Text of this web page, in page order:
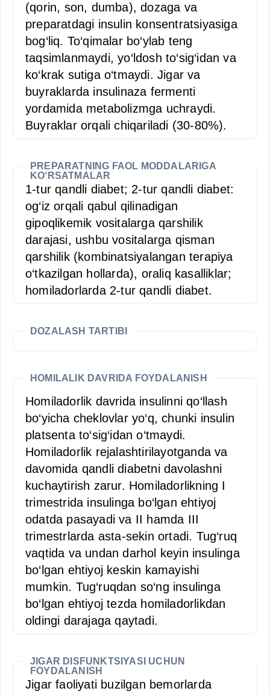
(qorin, son, dumba), dozaga va
preparatdagi insulin konsentratsiyasiga
bog‘liq. To‘qimalar bo‘ylab teng
taqsimlanmaydi, yo‘ldosh to‘sig‘idan va
ko‘krak sutiga o‘tmaydi. Jigar va
buyraklarda insulinaza fermenti
yordamida metabolizmga uchraydi.
Buyraklar orqali chiqariladi (30-80%).
PREPARATNING FAOL MODDALARIGA
KO‘RSATMALAR
1-tur qandli diabet; 2-tur qandli diabet:
og‘iz orqali qabul qilinadigan
gipoqlikemik vositalarga qarshilik
darajasi, ushbu vositalarga qisman
qarshilik (kombinatsiyalangan terapiya
o‘tkazilgan hollarda), oraliq kasalliklar;
homiladorlarda 2-tur qandli diabet.
DOZALASH TARTIBI
HOMILALIK DAVRIDA FOYDALANISH
Homiladorlik davrida insulinni qo‘llash
bo‘yicha cheklovlar yo‘q, chunki insulin
platsenta to‘sig‘idan o‘tmaydi.
Homiladorlik rejalashtirilayotganda va
davomida qandli diabetni davolashni
kuchaytirish zarur. Homiladorlikning I
trimestrida insulinga bo‘lgan ehtiyoj
odatda pasayadi va II hamda III
trimestrlarda asta-sekin ortadi. Tug‘ruq
vaqtida va undan darhol keyin insulinga
bo‘lgan ehtiyoj keskin kamayishi
mumkin. Tug‘ruqdan so‘ng insulinga
bo‘lgan ehtiyoj tezda homiladorlikdan
oldingi darajaga qaytadi.
JIGAR DISFUNKTSIYASI UCHUN
FOYDALANISH
Jigar faoliyati buzilgan bemorlarda